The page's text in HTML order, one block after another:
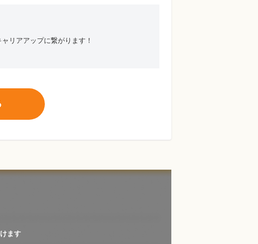
リアアップに繋がります！
ます